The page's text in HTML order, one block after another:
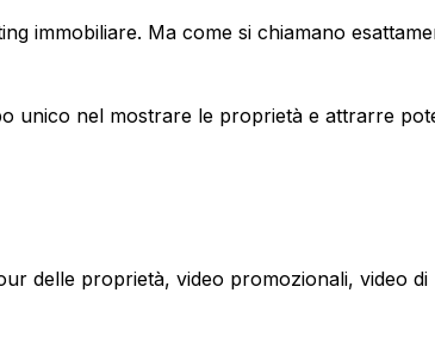
immobiliare. Ma come si chiamano
unico nel mostrare le proprietà e attrarre
delle proprietà, video promozionali, video di